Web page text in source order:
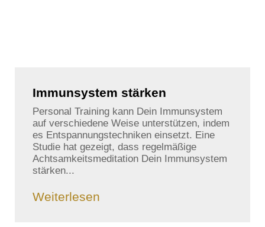
Immunsystem stärken
Personal Training kann Dein Immunsystem
auf verschiedene Weise unterstützen, indem
es Entspannungstechniken einsetzt. Eine
Studie hat gezeigt, dass regelmäßige
Achtsamkeitsmeditation Dein Immunsystem
stärken...
Weiterlesen